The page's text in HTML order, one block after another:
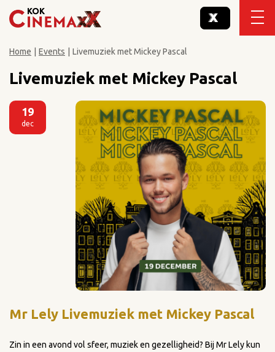
Home Events Livemuziek met Mickey Pascal
Livemuziek met Mickey Pascal
19
dec
Mr Lely Livemuziek met Mickey Pascal
Zin in een avond vol sfeer, muziek en gezelligheid? Bij Mr Lely kun